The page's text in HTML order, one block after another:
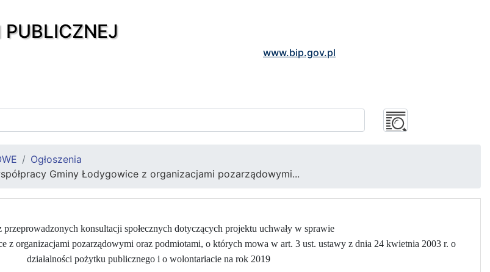
www.bip.gov.pl
Ogłoszenia
Gminy Łodygowice z organizacjami pozarządowymi...
przeprowadzonych konsultacji społecznych dotyczących projektu uchwały w sprawie
z organizacjami pozarządowymi oraz podmiotami, o których mowa w art. 3 ust. ustawy z dnia 24 kwietnia 2003 r. o
działalności pożytku publicznego i o wolontariacie na rok 2019